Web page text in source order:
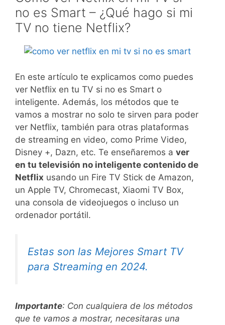
no es Smart – ¿Qué hago si mi
TV no tiene Netflix?
En este artículo te explicamos como puedes
ver Netflix en tu TV si no es Smart o
inteligente. Además, los métodos que te
vamos a mostrar no solo te sirven para poder
ver Netflix, también para otras plataformas
de streaming en video, como Prime Video,
Disney +, Dazn, etc. Te enseñaremos a ver
en tu televisión no inteligente contenido de
Netflix usando un Fire TV Stick de Amazon,
un Apple TV, Chromecast, Xiaomi TV Box,
una consola de videojuegos o incluso un
ordenador portátil.
Estas son las Mejores Smart TV
para Streaming en 2024.
Importante: Con cualquiera de los métodos
que te vamos a mostrar, necesitaras una